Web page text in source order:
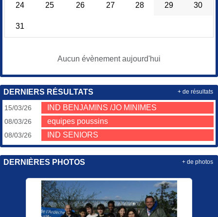
24 25 26 27 28 29 30
31
Aucun évènement aujourd'hui
DERNIERS RÉSULTATS
15/03/26 IND BENJAMINS /JO MINIMES
08/03/26 equipes poussins
08/03/26 IND SENIORS
+ de résultats
DERNIÈRES PHOTOS + de photos